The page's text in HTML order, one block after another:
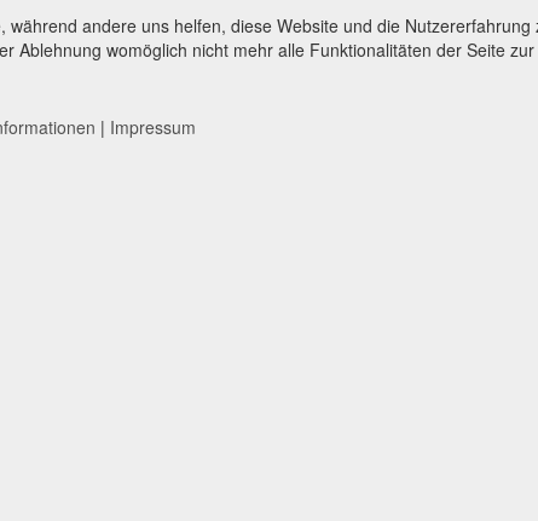
andere uns helfen, diese Website und die
womöglich nicht mehr alle Funktionalitäten der Seite
| Impressum